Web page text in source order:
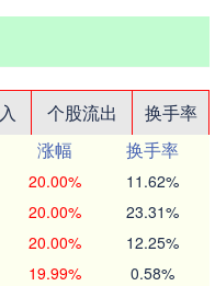
个股流出
换手率
涨幅
换手率
20.00% 11.62%
20.00% 23.31%
20.00% 12.25%
19.99% 0.58%